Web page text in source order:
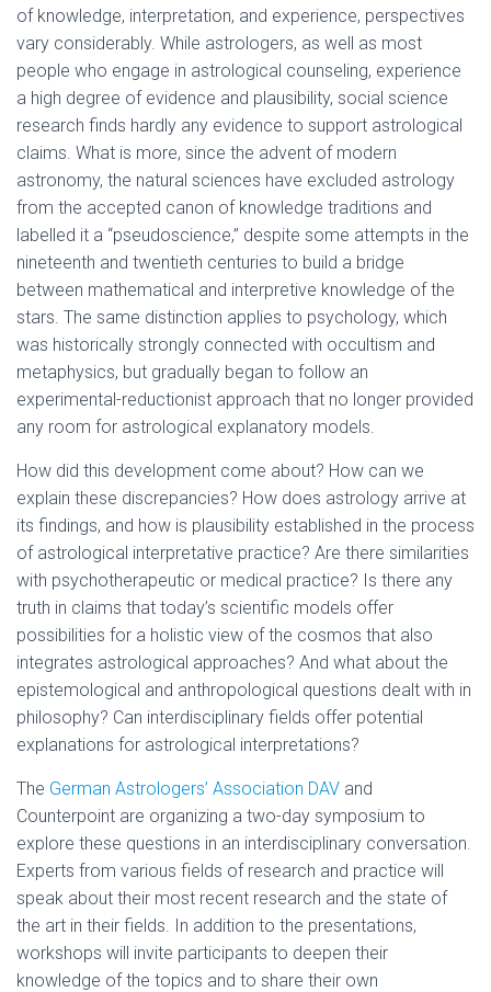
of knowledge, interpretation, and experience, perspectives
vary considerably. While astrologers, as well as most
people who engage in astrological counseling, experience
a high degree of evidence and plausibility, social science
research finds hardly any evidence to support astrological
claims. What is more, since the advent of modern
astronomy, the natural sciences have excluded astrology
from the accepted canon of knowledge traditions and
labelled it a “pseudoscience,” despite some attempts in the
nineteenth and twentieth centuries to build a bridge
between mathematical and interpretive knowledge of the
stars. The same distinction applies to psychology, which
was historically strongly connected with occultism and
metaphysics, but gradually began to follow an
experimental-reductionist approach that no longer provided
any room for astrological explanatory models.
How did this development come about? How can we
explain these discrepancies? How does astrology arrive at
its findings, and how is plausibility established in the process
of astrological interpretative practice? Are there similarities
with psychotherapeutic or medical practice? Is there any
truth in claims that today’s scientific models offer
possibilities for a holistic view of the cosmos that also
integrates astrological approaches? And what about the
epistemological and anthropological questions dealt with in
philosophy? Can interdisciplinary fields offer potential
explanations for astrological interpretations?
The German Astrologers’ Association DAV and
Counterpoint are organizing a two-day symposium to
explore these questions in an interdisciplinary conversation.
Experts from various fields of research and practice will
speak about their most recent research and the state of
the art in their fields. In addition to the presentations,
workshops will invite participants to deepen their
knowledge of the topics and to share their own